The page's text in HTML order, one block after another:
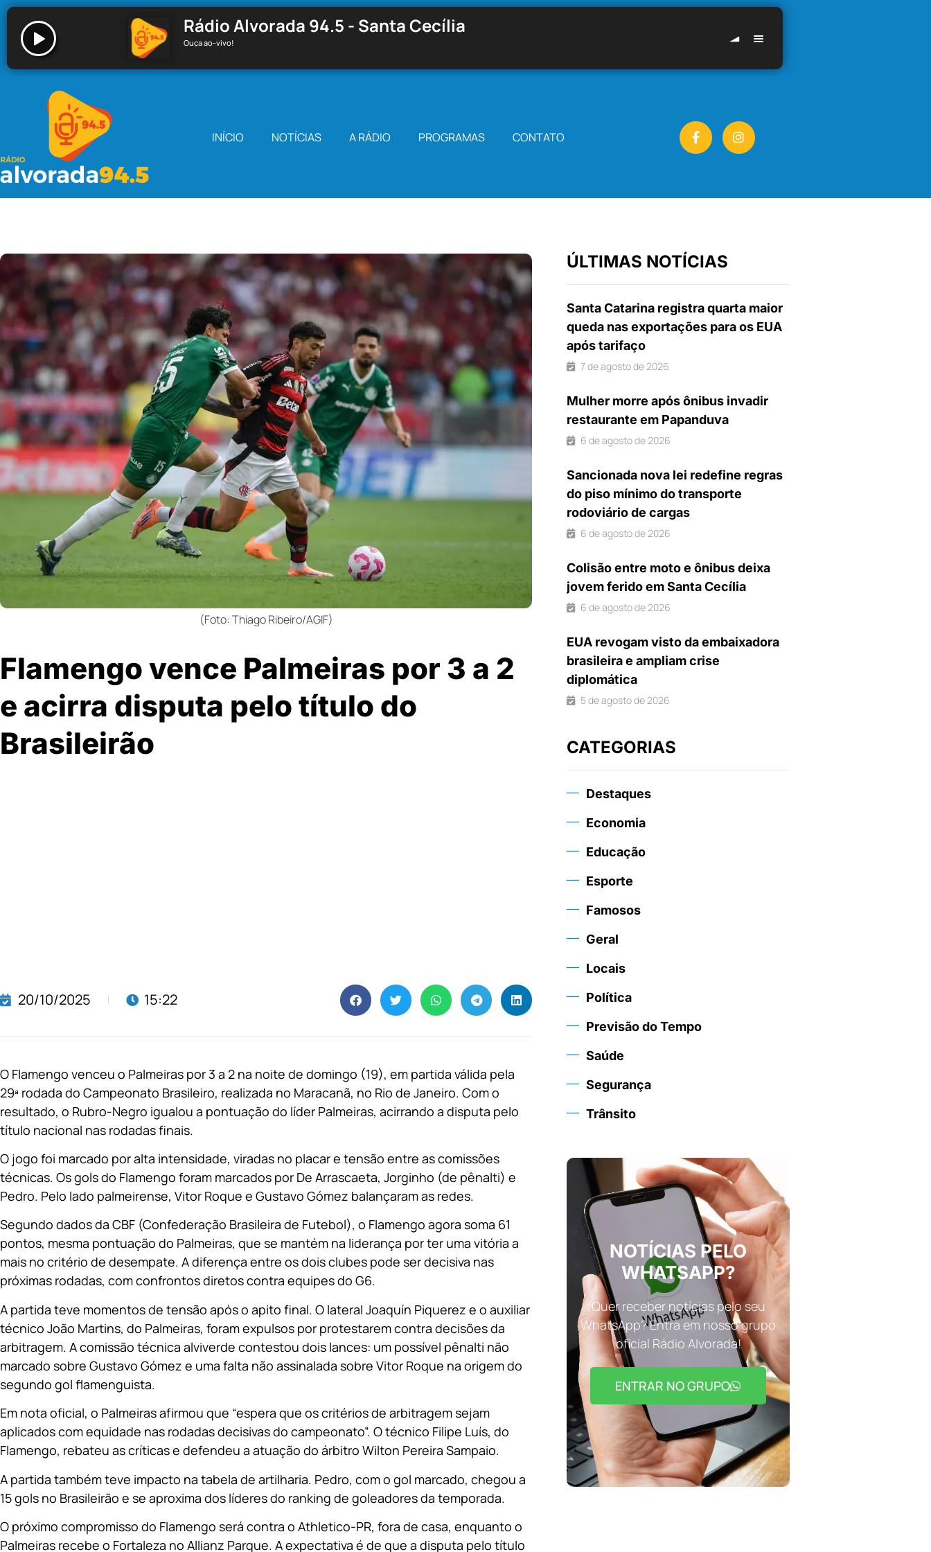
Rádio Alvorada 94.5 - Santa Cecília
Ouça ao-vivo!
Rádio Alvorada 94.5 - Santa Cecília
INÍCIO NOTÍCIAS A RÁDIO PROGRAMAS CONTATO
(Foto: Thiago Ribeiro/AGIF)
Flamengo vence Palmeiras por 3 a 2
e acirra disputa pelo título do
Brasileirão
20/10/2025 15:22
O Flamengo venceu o Palmeiras por 3 a 2 na noite de domingo (19), em partida válida pela
29ª rodada do Campeonato Brasileiro, realizada no Maracanã, no Rio de Janeiro. Com o
resultado, o Rubro-Negro igualou a pontuação do líder Palmeiras, acirrando a disputa pelo
título nacional nas rodadas finais.
O jogo foi marcado por alta intensidade, viradas no placar e tensão entre as comissões
técnicas. Os gols do Flamengo foram marcados por De Arrascaeta, Jorginho (de pênalti) e
Pedro. Pelo lado palmeirense, Vitor Roque e Gustavo Gómez balançaram as redes.
Segundo dados da CBF (Confederação Brasileira de Futebol), o Flamengo agora soma 61
pontos, mesma pontuação do Palmeiras, que se mantém na liderança por ter uma vitória a
mais no critério de desempate. A diferença entre os dois clubes pode ser decisiva nas
próximas rodadas, com confrontos diretos contra equipes do G6.
A partida teve momentos de tensão após o apito final. O lateral Joaquín Piquerez e o auxiliar
técnico João Martins, do Palmeiras, foram expulsos por protestarem contra decisões da
arbitragem. A comissão técnica alviverde contestou dois lances: um possível pênalti não
marcado sobre Gustavo Gómez e uma falta não assinalada sobre Vitor Roque na origem do
segundo gol flamenguista.
Em nota oficial, o Palmeiras afirmou que “espera que os critérios de arbitragem sejam
aplicados com equidade nas rodadas decisivas do campeonato”. O técnico Filipe Luís, do
Flamengo, rebateu as críticas e defendeu a atuação do árbitro Wilton Pereira Sampaio.
A partida também teve impacto na tabela de artilharia. Pedro, com o gol marcado, chegou a
15 gols no Brasileirão e se aproxima dos líderes do ranking de goleadores da temporada.
O próximo compromisso do Flamengo será contra o Athletico-PR, fora de casa, enquanto o
Palmeiras recebe o Fortaleza no Allianz Parque. A expectativa é de que a disputa pelo título
ÚLTIMAS NOTÍCIAS
Santa Catarina registra quarta maior
queda nas exportações para os EUA
após tarifaço
7 de agosto de 2026
Mulher morre após ônibus invadir
restaurante em Papanduva
6 de agosto de 2026
Sancionada nova lei redefine regras
do piso mínimo do transporte
rodoviário de cargas
6 de agosto de 2026
Colisão entre moto e ônibus deixa
jovem ferido em Santa Cecília
6 de agosto de 2026
EUA revogam visto da embaixadora
brasileira e ampliam crise
diplomática
5 de agosto de 2026
CATEGORIAS
Destaques
Economia
Educação
Esporte
Famosos
Geral
Locais
Política
Previsão do Tempo
Saúde
Segurança
Trânsito
NOTÍCIAS PELO
WHATSAPP?
Quer receber notícias pelo seu
WhatsApp? Entra em nosso grupo
oficial Rádio Alvorada!
ENTRAR NO GRUPO